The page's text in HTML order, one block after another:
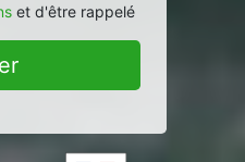
et d'être rappelé